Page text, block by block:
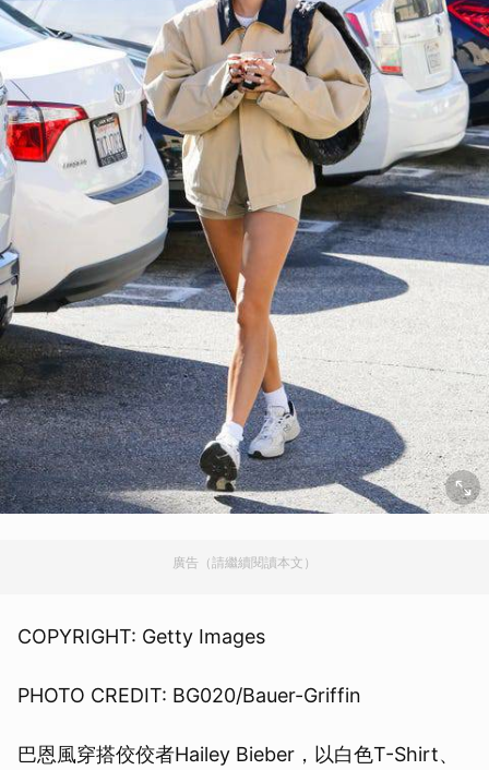
廣告（請繼續閱讀本文）
COPYRIGHT: Getty Images
PHOTO CREDIT: BG020/Bauer-Griffin
巴恩風穿搭佼佼者Hailey Bieber，以白色T-Shirt、